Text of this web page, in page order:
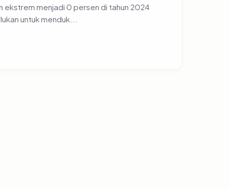
ekstrem menjadi 0 persen di tahun 2024
untuk menduk...